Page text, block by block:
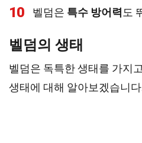
10 벨덤은 특수 방어력 도
벨덤의 생태
벨덤은 독특한 생태를 가지
생태에 대해 알아보겠습니